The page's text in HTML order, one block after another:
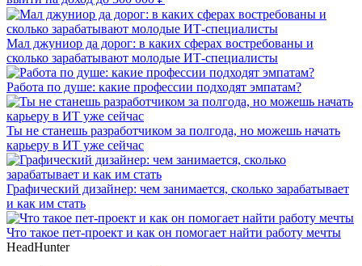
Мал джуниор да дорог: в каких сферах востребованы и
сколько зарабатывают молодые ИТ-специалисты
Работа по душе: какие профессии подходят эмпатам?
Ты не станешь разработчиком за полгода, но можешь начать
карьеру в ИТ уже сейчас
Графический дизайнер: чем занимается, сколько зарабатывает
и как им стать
Что такое пет-проект и как он помогает найти работу мечты
HeadHunter